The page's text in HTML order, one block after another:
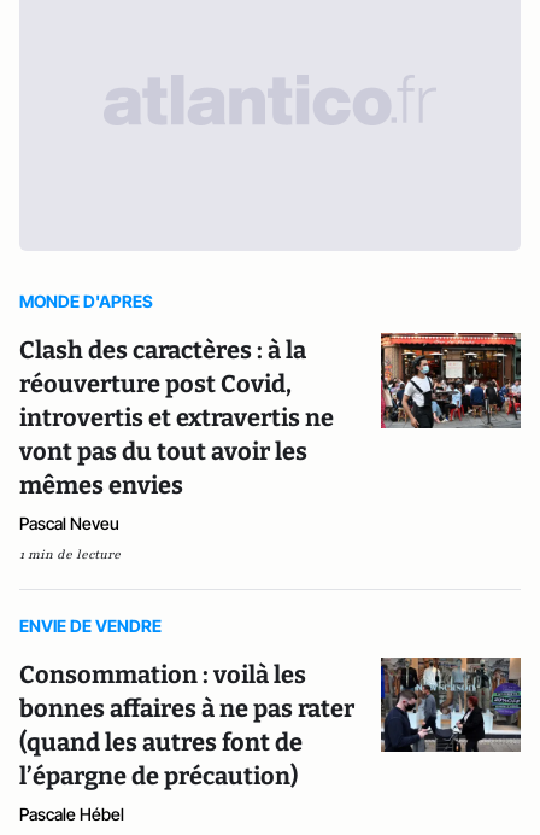
MONDE D'APRES
Clash des caractères : à la
réouverture post Covid,
introvertis et extravertis ne
vont pas du tout avoir les
mêmes envies
Pascal Neveu
1 min de lecture
ENVIE DE VENDRE
Consommation : voilà les
bonnes affaires à ne pas rater
(quand les autres font de
l’épargne de précaution)
Pascale Hébel